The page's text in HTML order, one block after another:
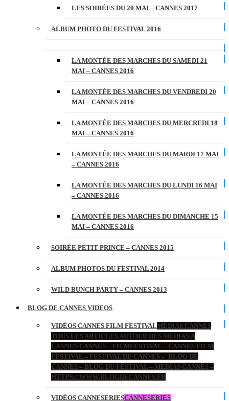
LES SOIRÉES DU 20 MAI – CANNES 2017
ALBUM PHOTO DU FESTIVAL 2016
LA MONTÉE DES MARCHES DU SAMEDI 21
MAI – CANNES 2016
LA MONTÉE DES MARCHES DU VENDREDI 20
MAI – CANNES 2016
LA MONTÉE DES MARCHES DU MERCREDI 18
MAI – CANNES 2016
LA MONTÉE DES MARCHES DU MARDI 17 MAI
– CANNES 2016
LA MONTÉE DES MARCHES DU LUNDI 16 MAI
– CANNES 2016
LA MONTÉE DES MARCHES DU DIMANCHE 15
MAI – CANNES 2016
SOIRÉE PETIT PRINCE – CANNES 2015
ALBUM PHOTOS DU FESTIVAL 2014
WILD BUNCH PARTY – CANNES 2013
BLOG DE CANNES VIDEOS
VIDÉOS CANNES FILM FESTIVALMÉDIAS CANNES
TOUS LES ARTICLES AUTOUR DES MÉDIAS À
CANNES CANNES – FILMFESTIVAL – CANNES FILM
FESTIVAL – FESTIVAL DE CANNES – BLOG DE
CANNES – BLOG DU FESTIVAL – MEDIAS CANNES –
HTTPS://WWW.BLOGDECANNES.FR
VIDÉOS CANNESERIESCANNESERIES